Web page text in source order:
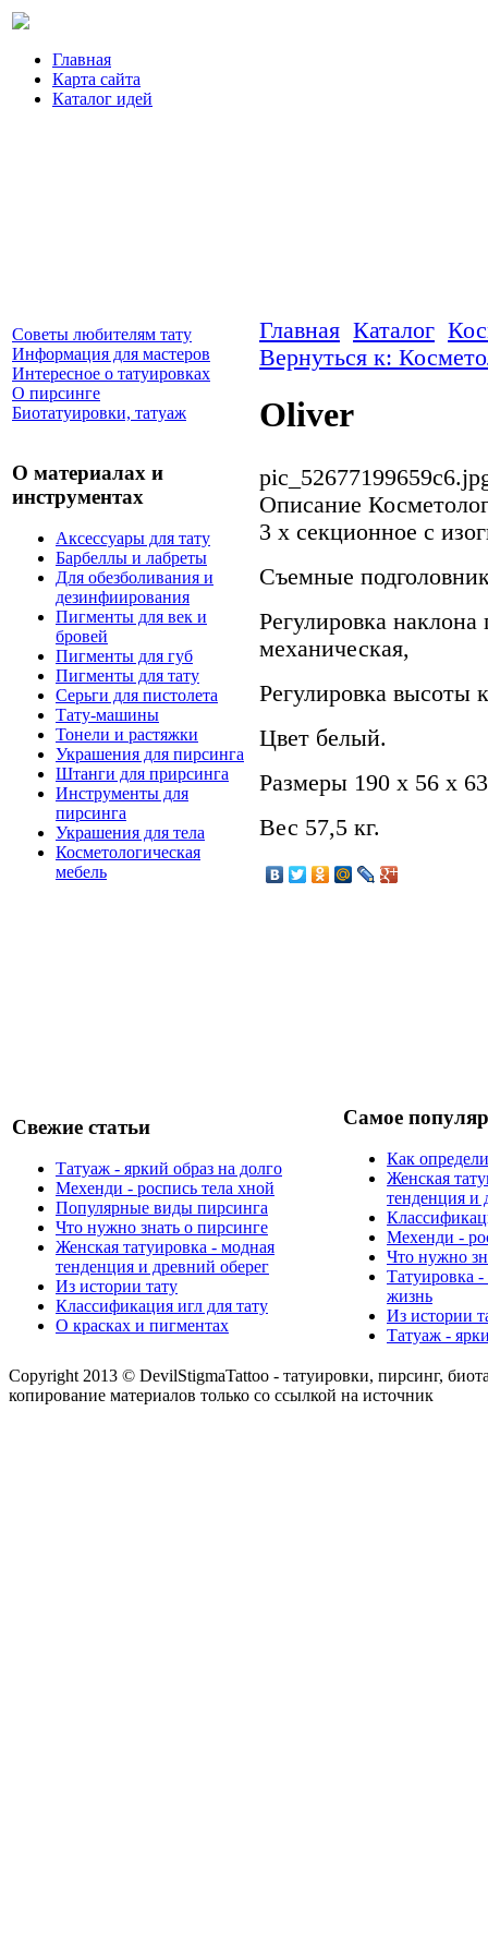
Главная
Карта сайта
Каталог идей
Советы любителям тату
Информация для мастеров
Интересное о татуировках
О пирсинге
Биотатуировки, татуаж
О материалах и
инструментах
Аксессуары для тату
Барбеллы и лабреты
Для обезболивания и
дезинфиирования
Пигменты для век и
бровей
Пигменты для губ
Пигменты для тату
Серьги для пистолета
Тату-машины
Тонели и растяжки
Украшения для пирсинга
Штанги для прирсинга
Инструменты для
пирсинга
Украшения для тела
Косметологическая
мебель
Главная Каталог
Вернуться к:
Oliver
Описание
3 х секционное с
Cъемные
Регулировка наклона
механическая,
Регулировка высоты
Цвет белый.
Размеры 190 х 56 х
Вес 57,5 кг.
Свежие статьи
Татуаж - яркий образ на долго
Мехенди - роспись тела хной
Популярные виды пирсинга
Что нужно знать о пирсинге
Женская татуировка - модная
тенденция и древний оберег
Из истории тату
Классификация игл для тату
О красках и пигментах
Самое
Как
Женская
тенденция и
Мехенди -
Что нужно
Татуировка
жизнь
Из истории
Татуаж -
Copyright 2013 © DevilStigmaTattoo - татуировки, пирсинг,
копирование материалов только со ссылкой на источник